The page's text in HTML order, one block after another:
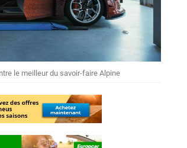
le meilleur du savoir-faire Alpine